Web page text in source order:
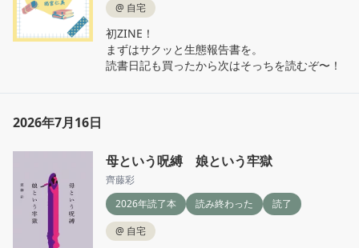
@ 自宅
初ZINE！
まずはサクッと生態報告書を。
読書日記も買ったから次はそっちを読むぞ〜！
2026年7月16日
母という呪縛 娘という牢獄
齊藤彩
2026年読了本
読み終わった
読了
@ 自宅